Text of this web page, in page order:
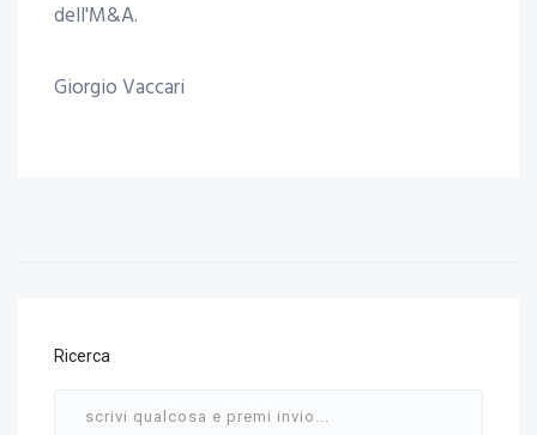
dell'M&A.
Giorgio Vaccari
Ricerca